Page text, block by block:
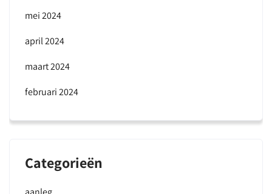
mei 2024
april 2024
maart 2024
februari 2024
Categorieën